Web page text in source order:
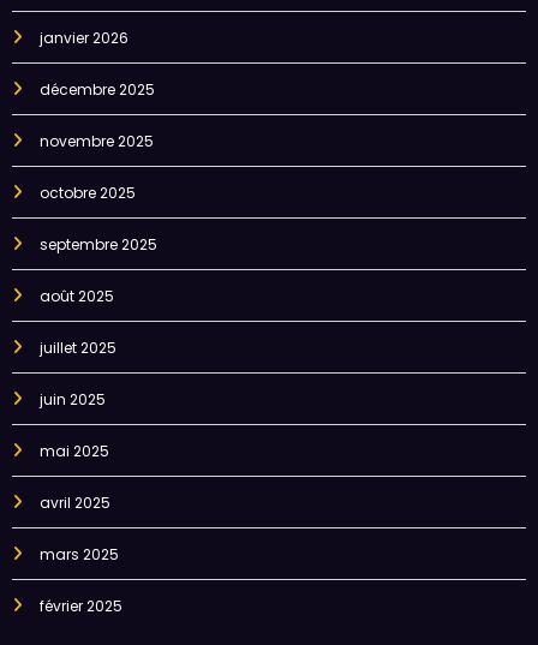
janvier 2026
décembre 2025
novembre 2025
octobre 2025
septembre 2025
août 2025
juillet 2025
juin 2025
mai 2025
avril 2025
mars 2025
février 2025